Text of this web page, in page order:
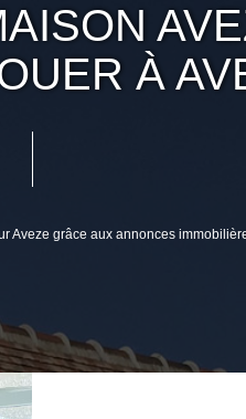
À
Aveze grâce aux annonces